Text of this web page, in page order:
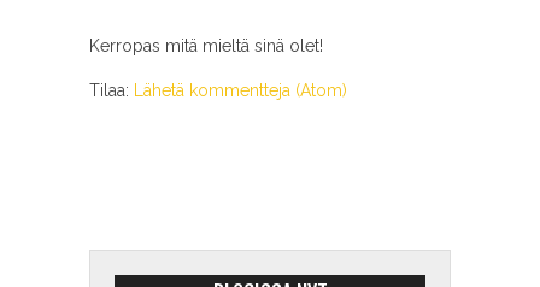
Kerropas mitä mieltä sinä olet!
Tilaa: Lähetä kommentteja (Atom)